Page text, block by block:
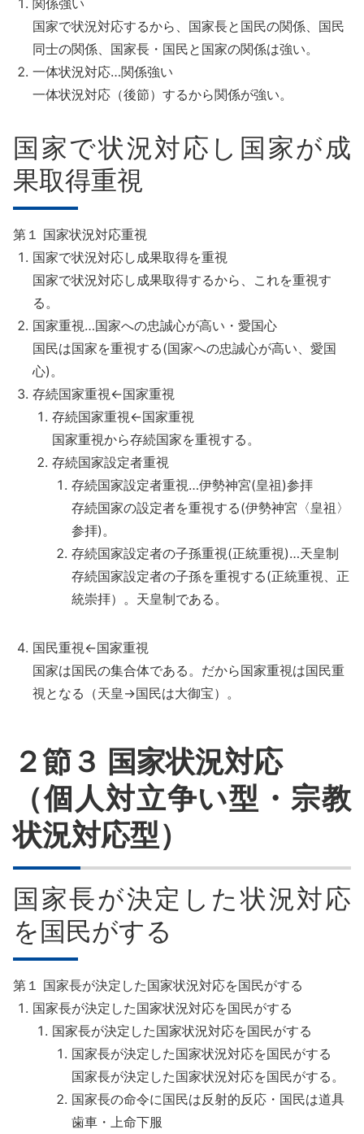
関係強い
国家で状況対応するから、国家長と国民の関係、国民
同士の関係、国家長・国民と国家の関係は強い。
一体状況対応…関係強い
一体状況対応（後節）するから関係が強い。
国家で状況対応し国家が成
果取得重視
第１ 国家状況対応重視
国家で状況対応し成果取得を重視
国家で状況対応し成果取得するから、これを重視す
る。
国家重視…国家への忠誠心が高い・愛国心
国民は国家を重視する(国家への忠誠心が高い、愛国
心)。
存続国家重視←国家重視
存続国家重視←国家重視
国家重視から存続国家を重視する。
存続国家設定者重視
存続国家設定者重視…伊勢神宮(皇祖)参拝
存続国家の設定者を重視する(伊勢神宮〈皇祖〉
参拝)。
存続国家設定者の子孫重視(正統重視)…天皇制
存続国家設定者の子孫を重視する(正統重視、正
統崇拝）。天皇制である。
国民重視←国家重視
国家は国民の集合体である。だから国家重視は国民重
視となる（天皇→国民は大御宝）。
２節３ 国家状況対応
（個人対立争い型・宗教
状況対応型）
国家長が決定した状況対応
を国民がする
第１ 国家長が決定した国家状況対応を国民がする
国家長が決定した国家状況対応を国民がする
国家長が決定した国家状況対応を国民がする
国家長が決定した国家状況対応を国民がする
国家長が決定した国家状況対応を国民がする。
国家長の命令に国民は反射的反応・国民は道具
歯車・上命下服